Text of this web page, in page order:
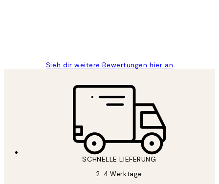
Sieh dir weitere Bewertungen hier an
SCHNELLE LIEFERUNG
2-4 Werktage